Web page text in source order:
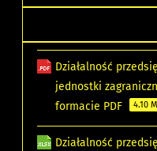
Działalność
jednostki
formacie PDF
4.10
Działalność